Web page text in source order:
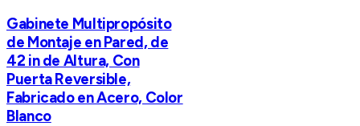
Gabinete Multipropósito
de Montaje en Pared, de
42 in de Altura, Con
Puerta Reversible,
Fabricado en Acero, Color
Blanco